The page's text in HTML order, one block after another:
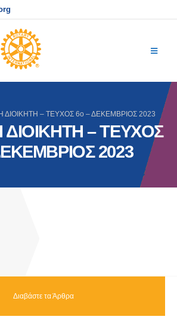
ΔΙΟΙΚΗΤΗ – ΤΕΥΧΟΣ 6ο – ΔΕΚΕΜΒΡΙΟΣ 2023
ΔΙΟΙΚΗΤΗ – ΤΕΥΧΟΣ
2023
Διαβάστε τα Άρθρα